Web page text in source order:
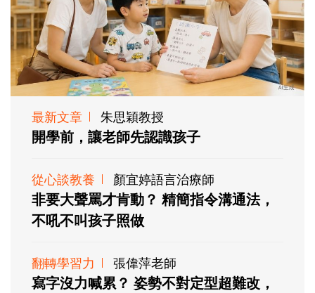
最新文章 朱思穎教授
開學前，讓老師先認識孩子
從心談教養 顏宜婷語言治療師
非要大聲罵才肯動？ 精簡指令溝通法，
不吼不叫孩子照做
翻轉學習力 張偉萍老師
寫字沒力喊累？ 姿勢不對定型超難改，